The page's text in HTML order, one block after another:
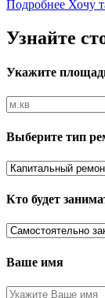
Подробнее Хочу
Узнайте
Укажите
Выберите тип
Кто будет
Ваше имя